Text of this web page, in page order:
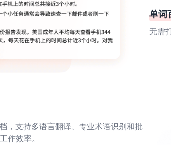
单词
无需
，支持多语言翻译、专业术语识别和批
作效率。